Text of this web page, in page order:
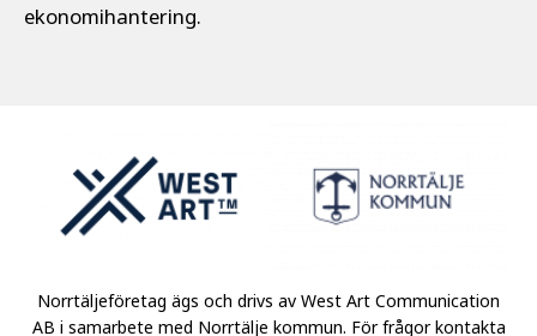
ekonomihantering.
Norrtäljeföretag ägs och drivs av West Art Communication
AB i samarbete med Norrtälje kommun. För frågor kontakta